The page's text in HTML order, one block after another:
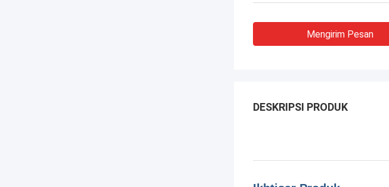
Mengirim Pesan
DESKRIPSI PRODUK